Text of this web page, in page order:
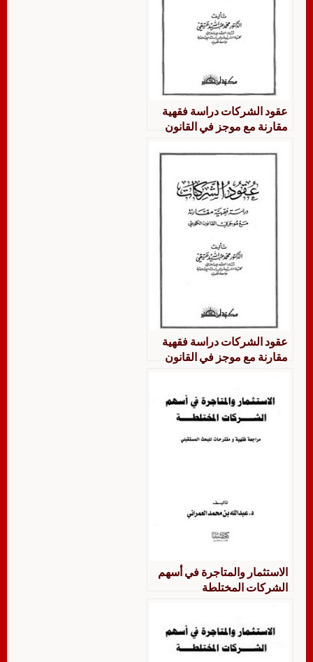
عقود الشركات دراسة فقهية
مقارنة مع موجز في القانون
عقود الشركات دراسة فقهية
مقارنة مع موجز في القانون
الاستثمار والمتاجرة في أسهم
الشركات المختلطة